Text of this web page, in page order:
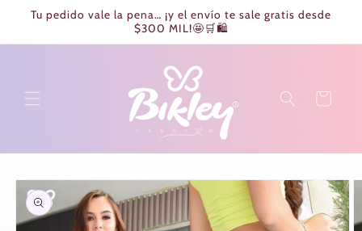
directamente
Tu pedido vale la pena… ¡y el envío te sale gratis desde
$300 MIL!🤩🛒🛍️
Carrito
directamente
a la
información
del producto